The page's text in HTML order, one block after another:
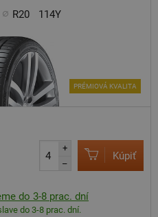
R20 114Y
PRÉMIOVÁ KVALITA
+
–
Kúpiť
do 3-8 prac. dní
do 3-8 prac. dní.